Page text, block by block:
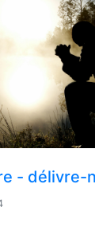
- délivre-